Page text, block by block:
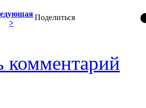
Поделиться
>
комментарий